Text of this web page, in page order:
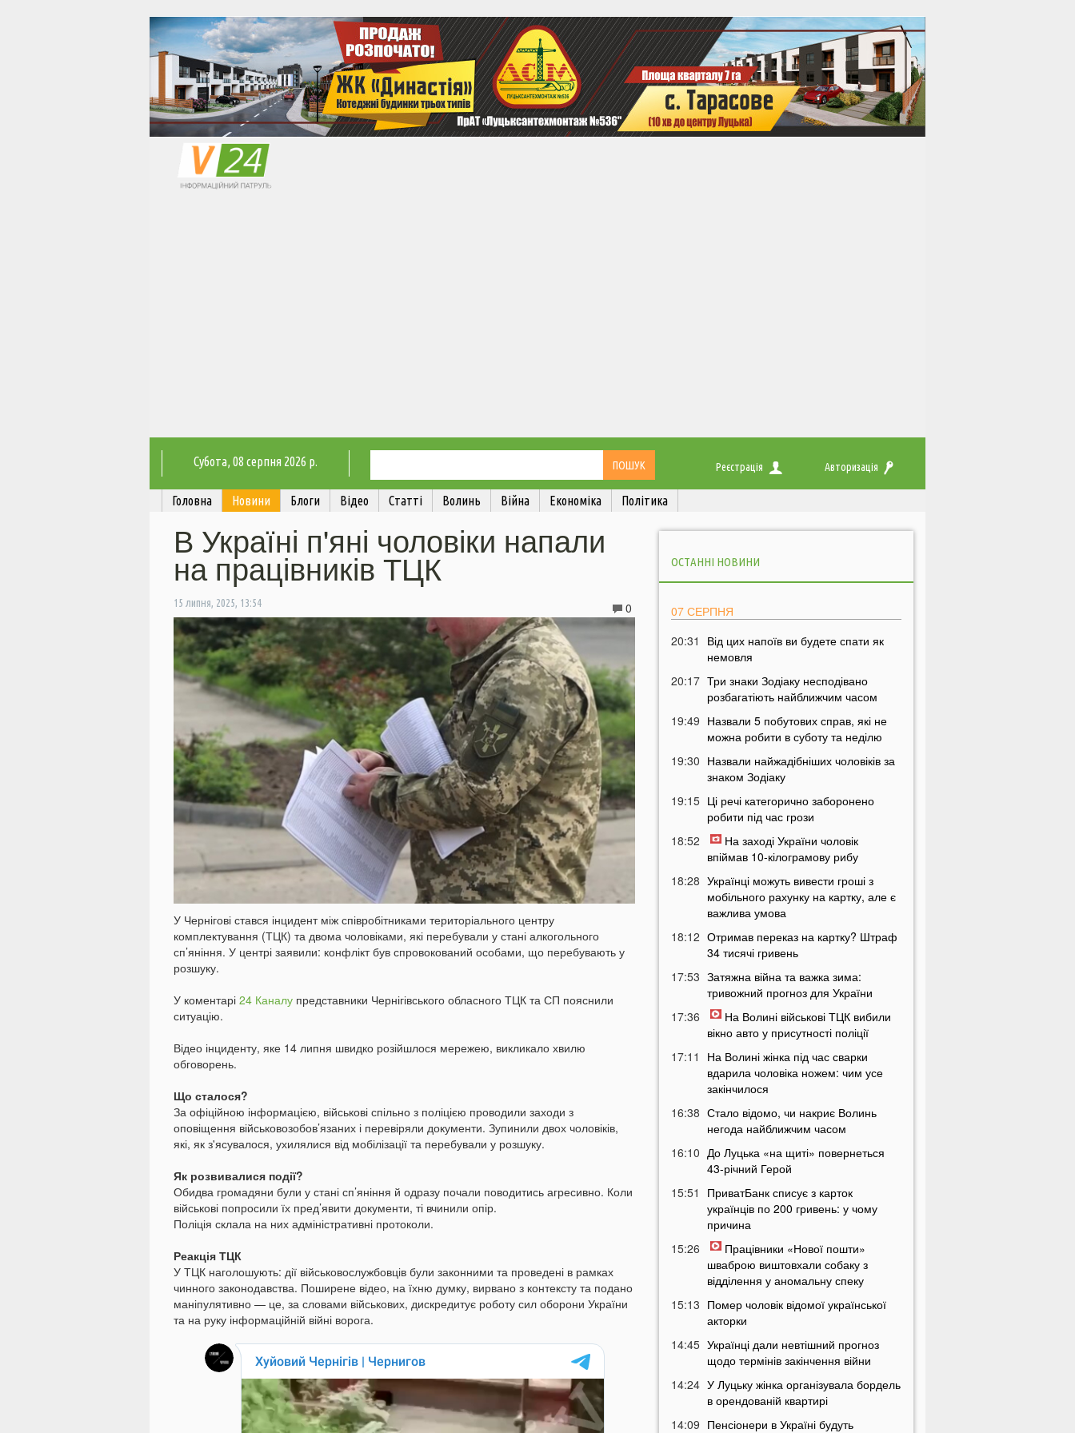
Субота, 08 серпня 2026 р. Реєстрація Авторизація
Головна Новини Блоги Відео Статті Волинь Війна Економіка Політика
В Україні п'яні чоловіки напали
на працівників ТЦК
15 липня, 2025, 13:54 0
У Чернігові стався інцидент між співробітниками територіального центру
комплектування (ТЦК) та двома чоловіками, які перебували у стані алкогольного
сп’яніння. У центрі заявили: конфлікт був спровокований особами, що перебувають у
розшуку.
У коментарі 24 Каналу представники Чернігівського обласного ТЦК та СП пояснили
ситуацію.
Відео інциденту, яке 14 липня швидко розійшлося мережею, викликало хвилю
обговорень.
Що сталося?
За офіційною інформацією, військові спільно з поліцією проводили заходи з
оповіщення військовозобов’язаних і перевіряли документи. Зупинили двох чоловіків,
які, як з'ясувалося, ухилялися від мобілізації та перебували у розшуку.
Як розвивалися події?
Обидва громадяни були у стані сп’яніння й одразу почали поводитись агресивно. Коли
військові попросили їх пред’явити документи, ті вчинили опір.
Поліція склала на них адміністративні протоколи.
Реакція ТЦК
У ТЦК наголошують: дії військовослужбовців були законними та проведені в рамках
чинного законодавства. Поширене відео, на їхню думку, вирвано з контексту та подано
маніпулятивно — це, за словами військових, дискредитує роботу сил оборони України
та на руку інформаційній війні ворога.
ОСТАННІ НОВИНИ
07 СЕРПНЯ
20:31
Від цих напоїв ви будете спати як
немовля
20:17 Три знаки Зодіаку несподівано
розбагатіють найближчим часом
19:49 Назвали 5 побутових справ, які не
можна робити в суботу та неділю
19:30 Назвали найжадібніших чоловіків за
знаком Зодіаку
19:15 Ці речі категорично заборонено
робити під час грози
18:52
На заході України чоловік
впіймав 10-кілограмову рибу
18:28 Українці можуть вивести гроші з
мобільного рахунку на картку, але є
важлива умова
18:12 Отримав переказ на картку? Штраф
34 тисячі гривень
17:53 Затяжна війна та важка зима:
тривожний прогноз для України
17:36
На Волині військові ТЦК вибили
вікно авто у присутності поліції
17:11
На Волині жінка під час сварки
вдарила чоловіка ножем: чим усе
закінчилося
16:38 Стало відомо, чи накриє Волинь
негода найближчим часом
16:10 До Луцька «на щиті» повернеться
43-річний Герой
15:51
ПриватБанк списує з карток
українців по 200 гривень: у чому
причина
15:26
Працівники «Нової пошти»
шваброю виштовхали собаку з
відділення у аномальну спеку
15:13 Помер чоловік відомої української
акторки
14:45 Українці дали невтішний прогноз
щодо термінів закінчення війни
14:24 У Луцьку жінка організувала бордель
в орендованій квартирі
14:09 Пенсіонери в Україні будуть